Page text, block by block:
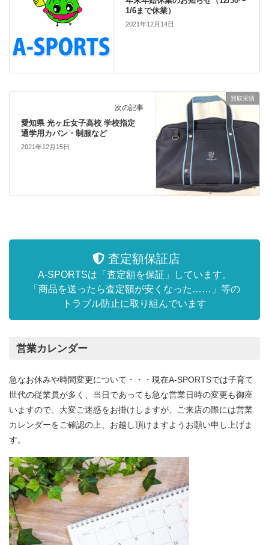
1/6まで休業）
2021年12月14日
買取実績
次の記事
愛知県 光ヶ丘女子高校 学校指定
通学用カバン・制服など
2021年12月15日
査定額保証店
A-SPORTSは「査定額を保証」しています。
「商品を送ったら査定額が安くなった……」等の
トラブル防止に取り組んでいます
営業カレンダー
急なお休みや時間変更について・・・現在A-SPORTSでは子育て
世代の従業員が多く、当日であっても急な営業日時の変更も御座
いますので、大変ご迷惑をお掛けしますが、ご来店の際には営業
カレンダーをご確認の上、お越し頂けますようお願い申し上げま
す。